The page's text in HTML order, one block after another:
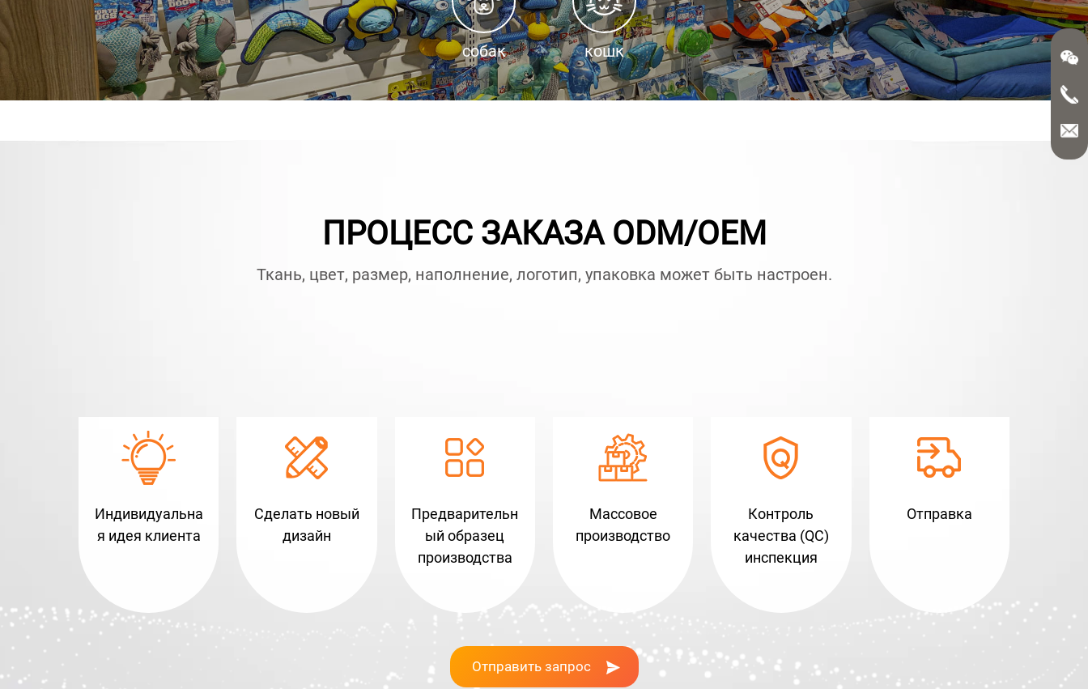
собак кошк
ПРОЦЕСС ЗАКАЗА ODM/OEM
Ткань, цвет, размер, наполнение, логотип, упаковка может быть настроен.
Индивидуальна
я идея клиента
Сделать новый
дизайн
Предварительн
ый образец
производства
Массовое
производство
Контроль
качества (QC)
инспекция
Отправка
Отправить запрос